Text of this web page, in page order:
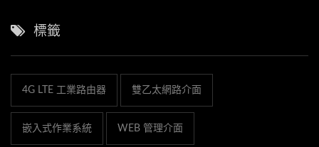
標籤
4G LTE 工業路由器 雙乙太網路介面
嵌入式作業系統 WEB 管理介面